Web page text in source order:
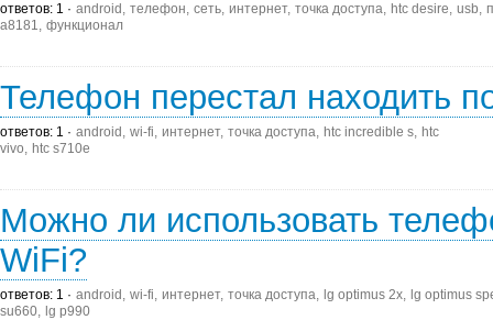
ответов: 1 android телефон сеть интернет точка доступа htc desire usb
a8181 функционал
Телефон перестал находить
ответов: 1 android wi-fi интернет точка доступа htc incredible s
htc
vivo
htc s710e
Можно ли использовать
WiFi?
ответов: 1 android wi-fi интернет точка доступа lg optimus 2x
lg optimus
su660
lg p990